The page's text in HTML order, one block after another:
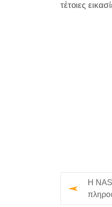
τέτοιες
Η